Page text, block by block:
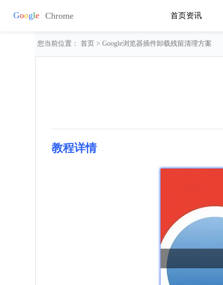
首页资讯
您当前位置： 首页 > Google浏览器插件卸载残留清理方案
教程详情